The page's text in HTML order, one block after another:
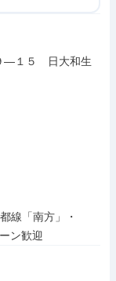
―１５　日大和生
線「南方」・
ン歓迎